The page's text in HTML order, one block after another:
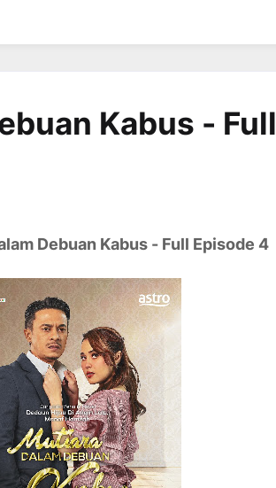
Kabus - Full
Debuan Kabus - Full Episode 4